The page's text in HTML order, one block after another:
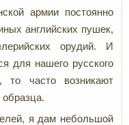
армии постоянно
английских пушек,
орудий. И
для нашего русского
то часто возникают
образца.
я дам небольшой